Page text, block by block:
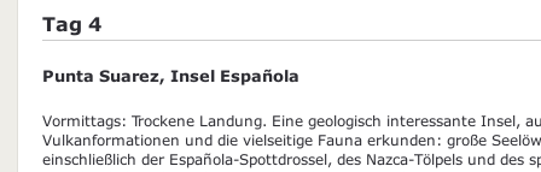
Tag 4
Punta Suarez, Insel Española
Vormittags: Trockene Landung. Eine geologisch interessante Insel,
Vulkanformationen und die vielseitige Fauna erkunden: große
einschließlich der Española-Spottdrossel, des Nazca-Tölpels und des